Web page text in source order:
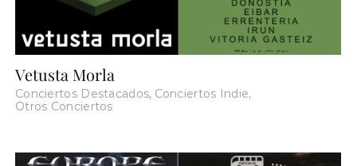
Vetusta Morla
Conciertos Destacados, Conciertos Indie,
Otros Conciertos